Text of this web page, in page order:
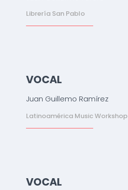
Librería San Pablo
VOCAL
Juan Guillemo Ramírez
Latinoamérica Music Workshop
VOCAL